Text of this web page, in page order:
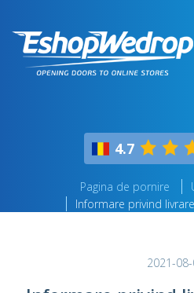
4.7
Pagina de pornire
Informare privind
2021-